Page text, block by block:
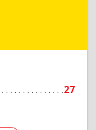
27
Подробнее